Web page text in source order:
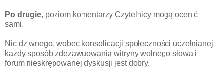
Po drugie, poziom komentarzy Czytelnicy mogą ocenić
sami.
Nic dziwnego, wobec konsolidacji społeczności uczelnianej
każdy sposób zdezawuowania witryny wolnego słowa i
forum nieskrępowanej dyskusji jest dobry.